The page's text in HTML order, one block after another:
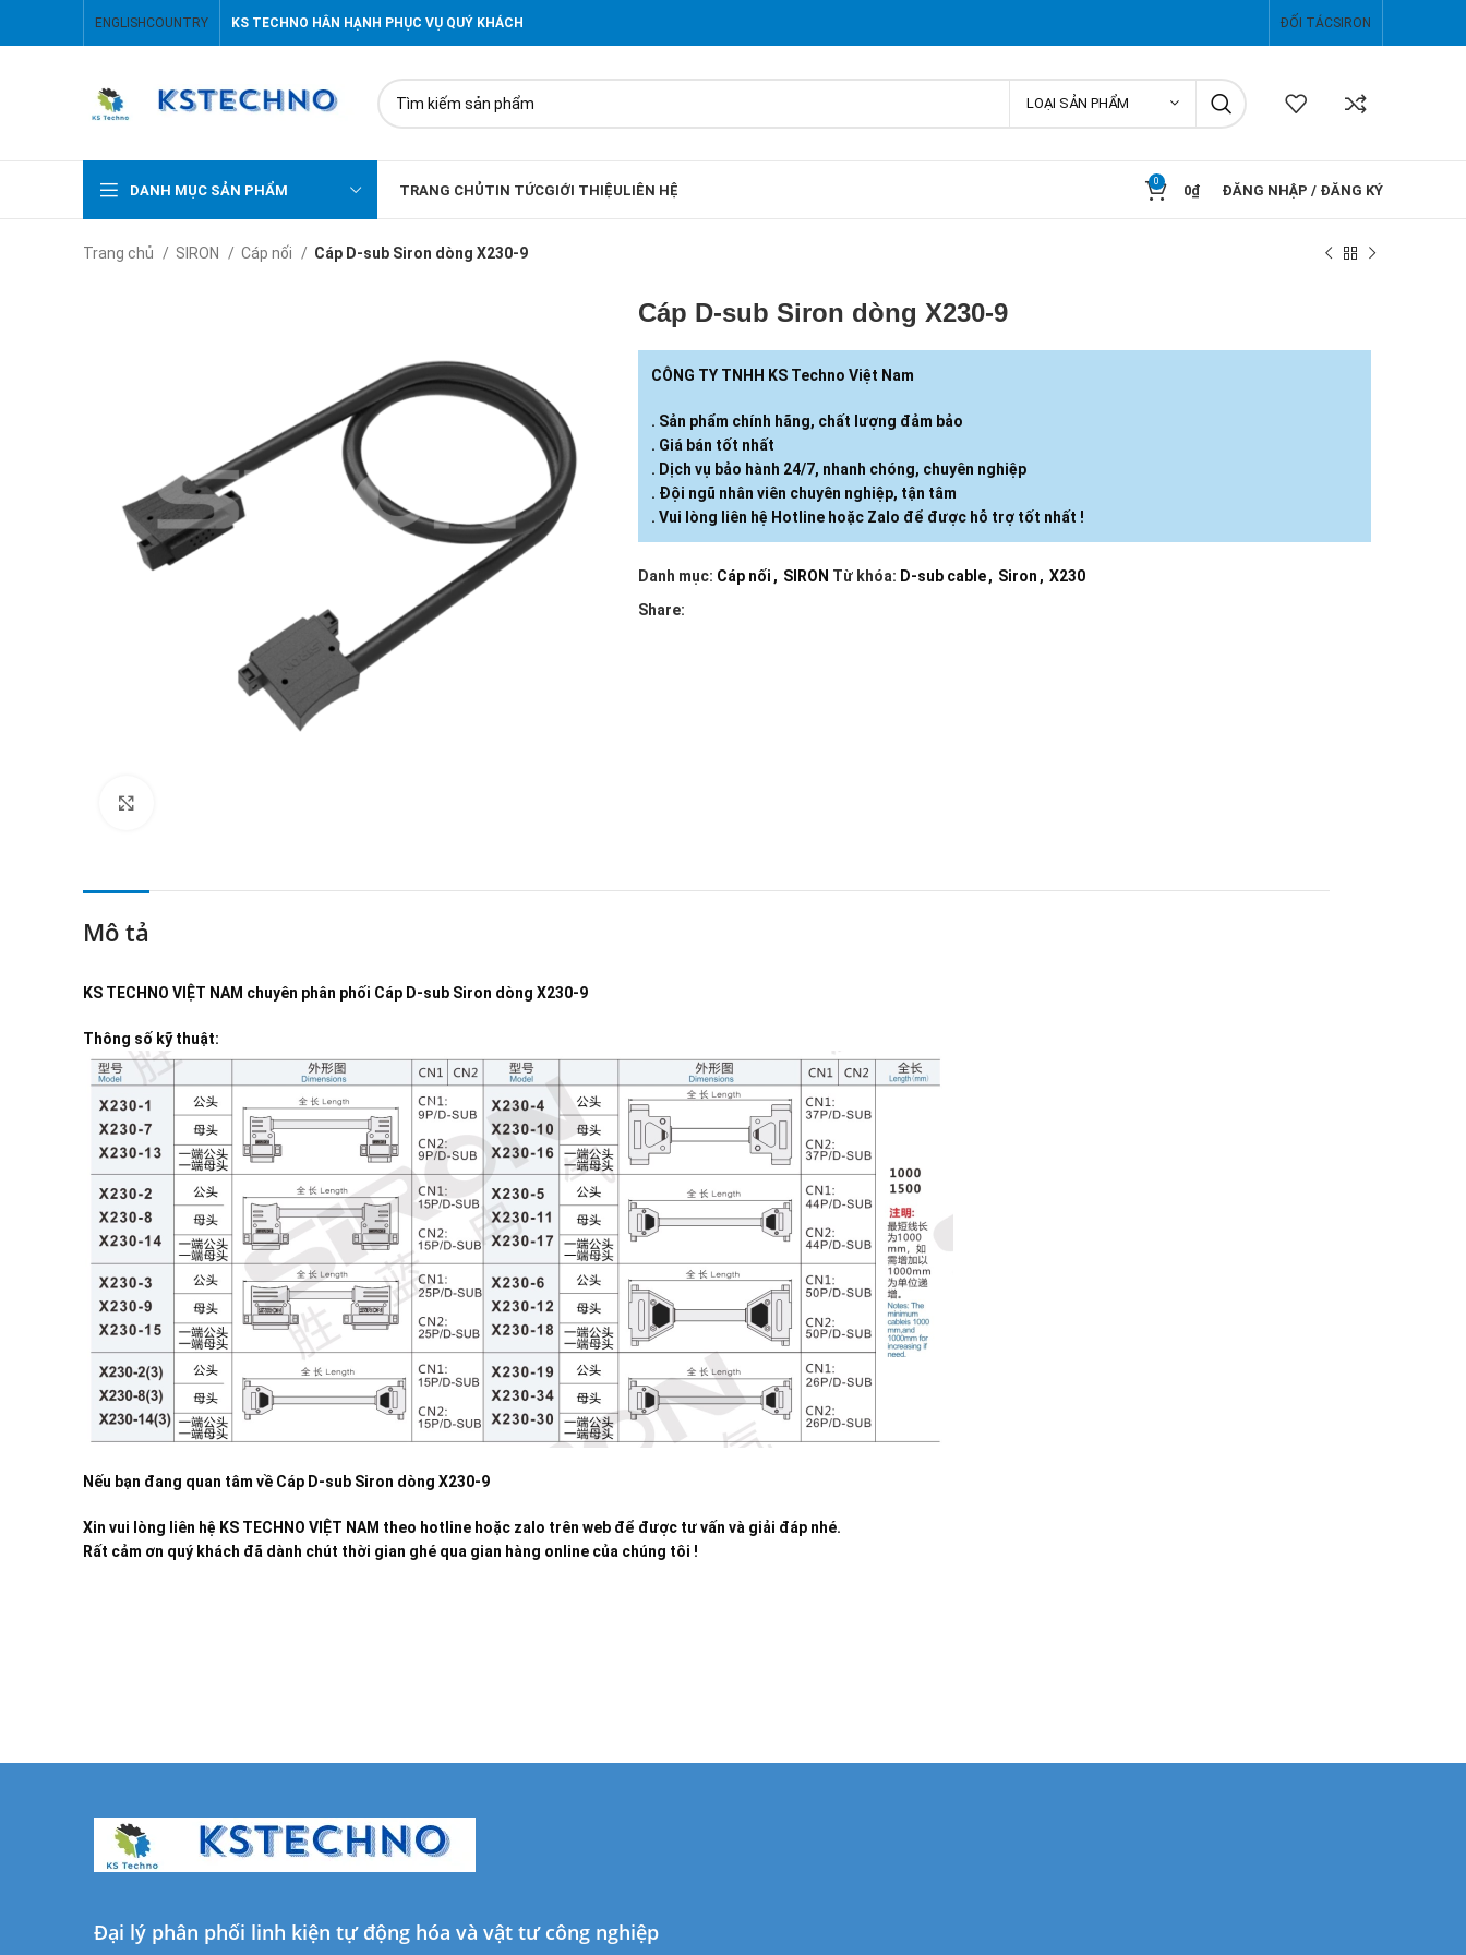
ENGLISH COUNTRY KS TECHNO HÂN HẠNH PHỤC VỤ QUÝ KHÁCH ĐỐI TÁCSIRON
LOẠI SẢN PHẨM
DANH MỤC SẢN PHẨM TRANG CHỦTIN TỨCGIỚI THIỆULIÊN HỆ
0
0₫ ĐĂNG NHẬP / ĐĂNG KÝ
Trang chủ SIRON Cáp nối Cáp D-sub Siron dòng X230-9
Cáp D-sub Siron dòng X230-9
CÔNG TY TNHH KS Techno Việt Nam
. Sản phẩm chính hãng, chất lượng đảm bảo
. Giá bán tốt nhất
. Dịch vụ bảo hành 24/7, nhanh chóng, chuyên nghiệp
. Đội ngũ nhân viên chuyên nghiệp, tận tâm
. Vui lòng liên hệ Hotline hoặc Zalo để được hỗ trợ tốt nhất !
Danh mục: Cáp nối , SIRON Từ khóa: D-sub cable, Siron , X230
Share:
Mô tả
KS TECHNO VIỆT NAM chuyên phân phối Cáp D-sub Siron dòng X230-9
Thông số kỹ thuật:
Nếu bạn đang quan tâm về Cáp D-sub Siron dòng X230-9
Xin vui lòng liên hệ KS TECHNO VIỆT NAM theo hotline hoặc zalo trên web để được tư vấn và giải đáp nhé.
Rất cảm ơn quý khách đã dành chút thời gian ghé qua gian hàng online của chúng tôi !
Đại lý phân phối linh kiện tự động hóa và vật tư công nghiệp